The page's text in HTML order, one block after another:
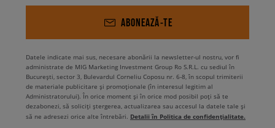
ABONEAZĂ-TE
Datele indicate mai sus, necesare abonării la newsletter-ul nostru, vor fi
administrate de MIG Marketing Investment Group Ro S.R.L. cu sediul în
București, sector 3, Bulevardul Corneliu Coposu nr. 6-8, în scopul trimiterii
de materiale publicitare și promoționale (în interesul legitim al
Administratorului). În orice moment și în orice mod posibil poți să te
dezabonezi, să soliciți ștergerea, actualizarea sau accesul la datele tale și
să ne adresezi orice alte întrebări. Detalii în Politica de confidențialitate.